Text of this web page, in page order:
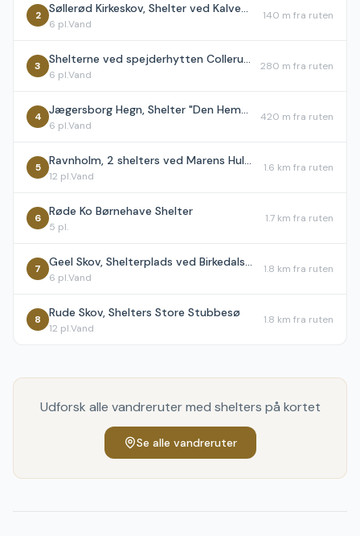
2 Søllerød Kirkeskov, Shelter ved Kalvemosen
6 pl.Vand
140 m fra ruten
3 Shelterne ved spejderhytten Colleruphus, Holte
6 pl.Vand
280 m fra ruten
4 Jægersborg Hegn, Shelter "Den Hemmelige"
6 pl.Vand
420 m fra ruten
5 Ravnholm, 2 shelters ved Marens Hulvej
12 pl.Vand
1.6 km fra ruten
6 Røde Ko Børnehave Shelter
5 pl.
1.7 km fra ruten
7 Geel Skov, Shelterplads ved Birkedalsvej
6 pl.Vand
1.8 km fra ruten
8 Rude Skov, Shelters Store Stubbesø
12 pl.Vand
1.8 km fra ruten
Udforsk alle vandreruter med shelters på kortet
Se alle vandreruter